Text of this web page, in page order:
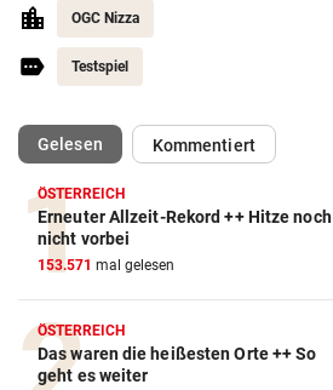
OGC Nizza
Testspiel
Gelesen(ausgewählt)Kommentiert
ÖSTERREICH
Erneuter Allzeit-Rekord ++ Hitze noch
nicht vorbei
153.571 mal gelesen
ÖSTERREICH
Das waren die heißesten Orte ++ So
geht es weiter
Action-Cam Vergleich